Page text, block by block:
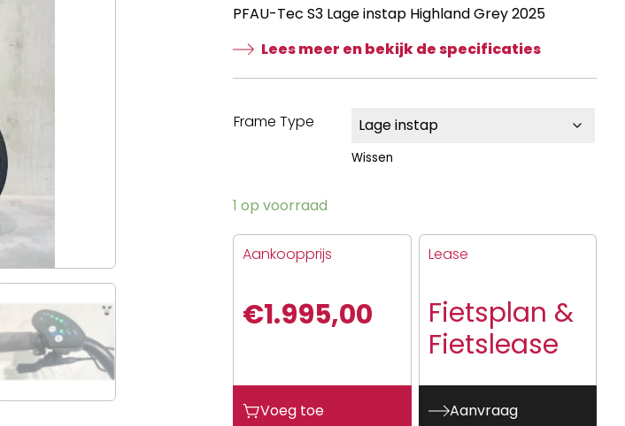
PFAU-Tec S3 Lage instap Highland Grey 2025
Lees meer en bekijk de specificaties
Frame Type
Wissen
1 op voorraad
Aankoopprijs
€1.995,00
Voeg toe
Lease
Fietsplan &
Fietslease
Aanvraag